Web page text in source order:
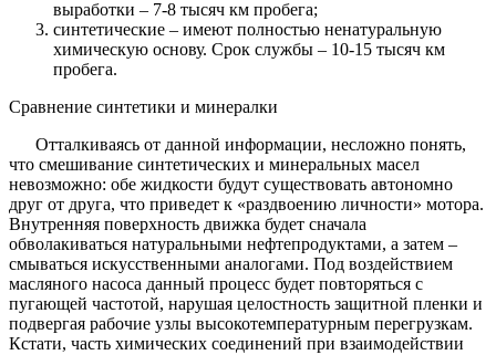
выработки – 7-8 тысяч км пробега;
синтетические – имеют полностью ненатуральную
химическую основу. Срок службы – 10-15 тысяч км
пробега.
Сравнение синтетики и минералки
Отталкиваясь от данной информации, несложно понять,
что смешивание синтетических и минеральных масел
невозможно: обе жидкости будут существовать автономно
друг от друга, что приведет к «раздвоению личности» мотора.
Внутренняя поверхность движка будет сначала
обволакиваться натуральными нефтепродуктами, а затем –
смываться искусственными аналогами. Под воздействием
масляного насоса данный процесс будет повторяться с
пугающей частотой, нарушая целостность защитной пленки и
подвергая рабочие узлы высокотемпературным перегрузкам.
Кстати, часть химических соединений при взаимодействии